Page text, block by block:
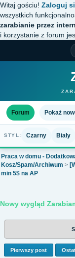
Witaj gościu! Zaloguj
wszystkich
zarabianie przez
i korzystanie z forum
Forum Pokaż
STYL: Czarny Biały
Praca w domu -
Kosz/Spam/Archiwum >
min 5$ na AP
Nowy wygląd
Pierwszy post